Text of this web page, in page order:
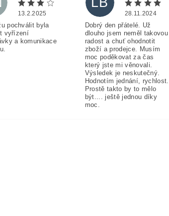
13.2.2025
pochválit byla
vyřízení
a komunikace
28.11.2024
Dobrý den přátelé. Už
dlouho jsem neměl takovou
radost a chuť ohodnotit
zboží a prodejce. Musím
moc poděkovat za čas
který jste mi věnovali.
Výsledek je neskutečný.
Hodnotím jednání, rychlost.
Prostě takto by to mělo
být.... ještě jednou díky
moc.